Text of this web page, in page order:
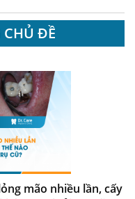
CHỦ ĐỀ
mão nhiều lần, cấy